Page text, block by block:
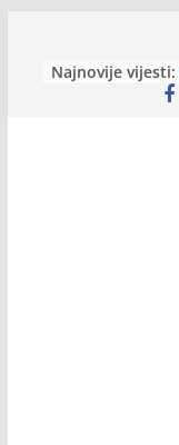
content
Najnovije vijesti: